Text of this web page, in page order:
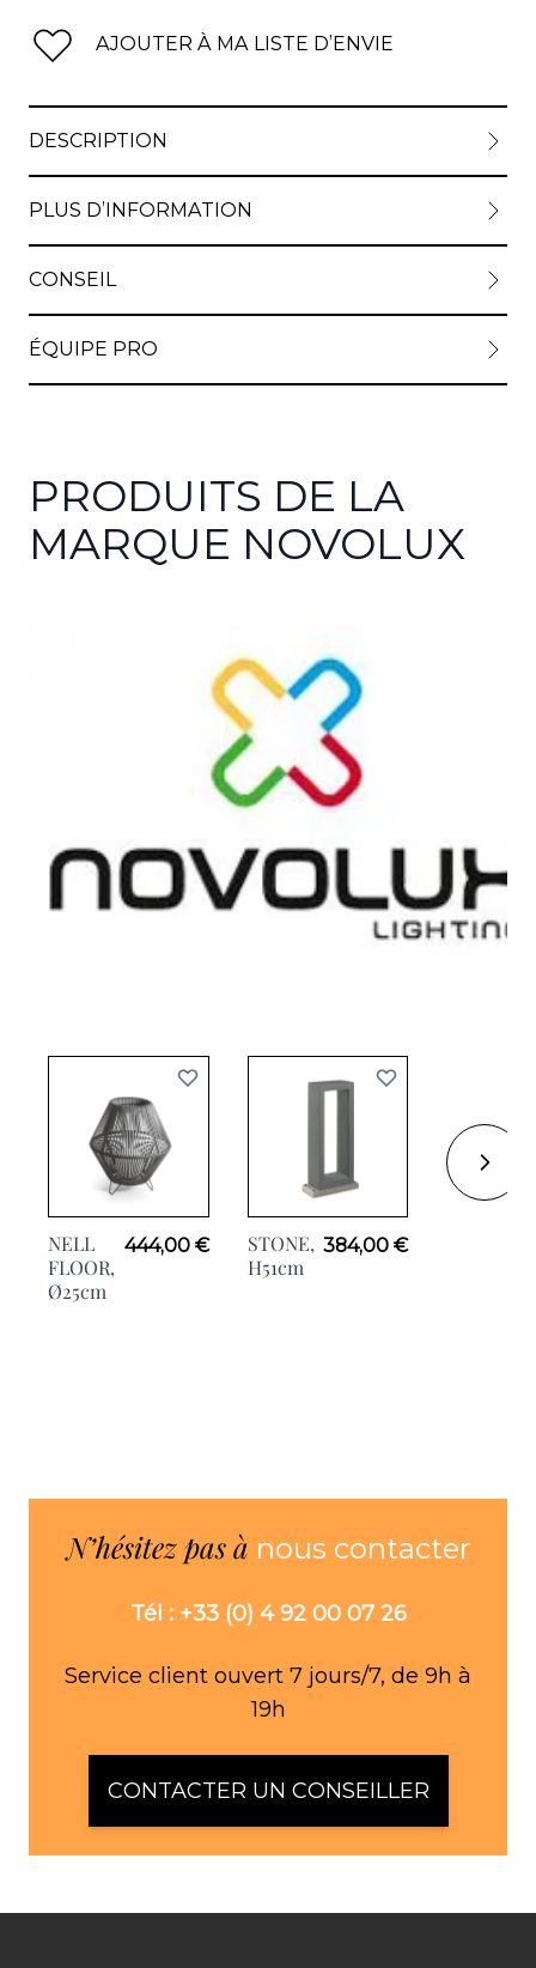
AJOUTER À MA LISTE D’ENVIE
DESCRIPTION
PLUS D’INFORMATION
CONSEIL
ÉQUIPE PRO
PRODUITS DE LA
MARQUE NOVOLUX
NELL
FLOOR,
Ø25cm
444,00 €
STONE,
H51cm
384,00 €
N’hésitez pas à nous contacter
Tél : +33 (0) 4 92 00 07 26
Service client ouvert 7 jours/7, de 9h à
19h
CONTACTER UN CONSEILLER